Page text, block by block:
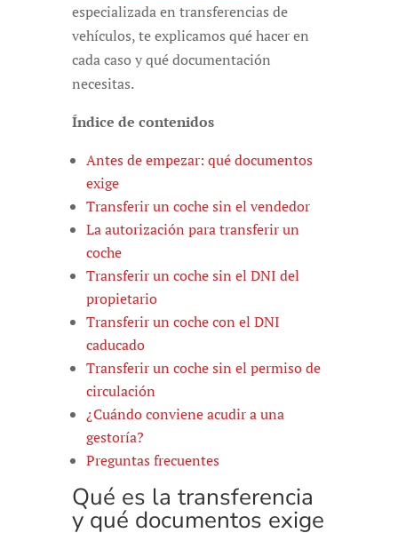
especializada en transferencias de
vehículos, te explicamos qué hacer en
cada caso y qué documentación
necesitas.
Índice de contenidos
Antes de empezar: qué documentos
exige
Transferir un coche sin el vendedor
La autorización para transferir un
coche
Transferir un coche sin el DNI del
propietario
Transferir un coche con el DNI
caducado
Transferir un coche sin el permiso de
circulación
¿Cuándo conviene acudir a una
gestoría?
Preguntas frecuentes
Qué es la transferencia
y qué documentos exige